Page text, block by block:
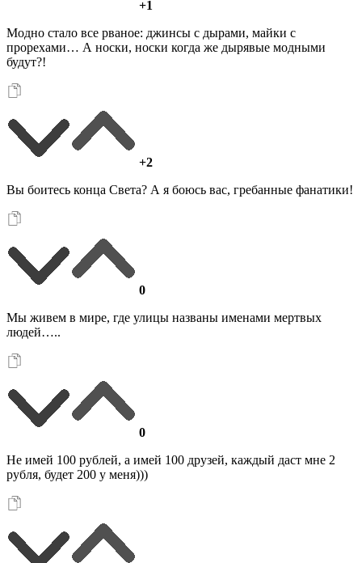
+1
Модно стало все рваное: джинсы с дырами, майки с
прорехами… А носки, носки когда же дырявые модными
будут?!
+2
Вы боитесь конца Света? А я боюсь вас, гребанные фанатики!
0
Мы живем в мире, где улицы названы именами мертвых
людей…..
0
Не имей 100 рублей, а имей 100 друзей, каждый даст мне 2
рубля, будет 200 у меня)))